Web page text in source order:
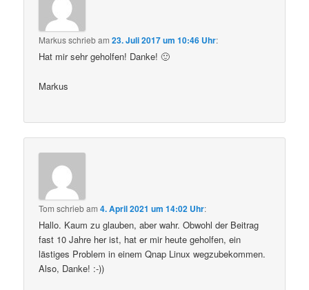
Markusschriebam23. Juli 2017 um 10:46 Uhr:
Hat mir sehr geholfen! Danke! 🙂
Markus
Tom schriebam4. April 2021 um 14:02 Uhr:
Hallo. Kaum zu glauben, aber wahr. Obwohl der Beitrag
fast 10 Jahre her ist, hat er mir heute geholfen, ein
lästiges Problem in einem Qnap Linux wegzubekommen.
Also, Danke! :-))